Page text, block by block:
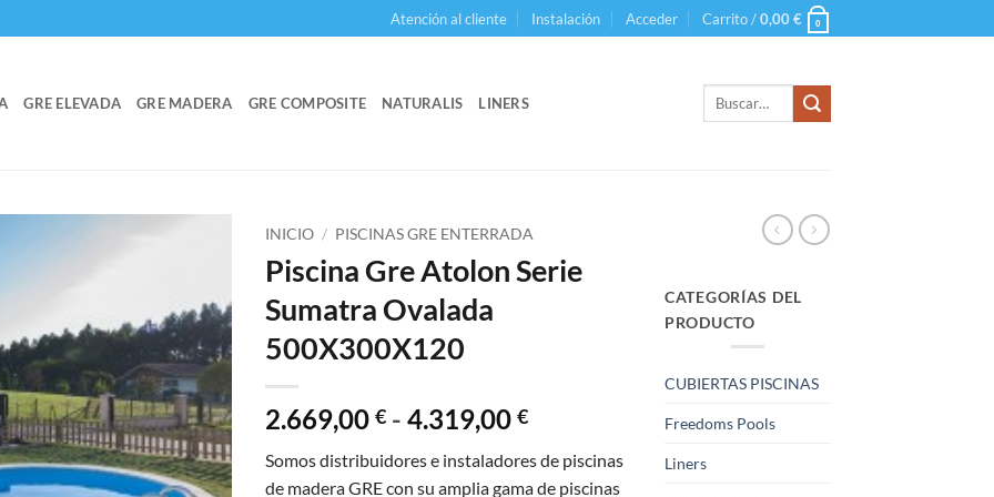
Atención al cliente Instalación Acceder Carrito /0,00€ 0
GRE ELEVADA GRE MADERA GRE COMPOSITE NATURALIS LINERS
Buscar
INICIO / PISCINAS GRE ENTERRADA
Piscina Gre Atolon Serie
Sumatra Ovalada
500X300X120
2.669,00 € - 4.319,00 €Rango
precios:
Somos distribuidores e instaladores de piscinas
de madera GRE con su amplia gama de piscinas
CATEGORÍAS DEL
PRODUCTO
CUBIERTAS PISCINAS
Freedoms Pools
Liners